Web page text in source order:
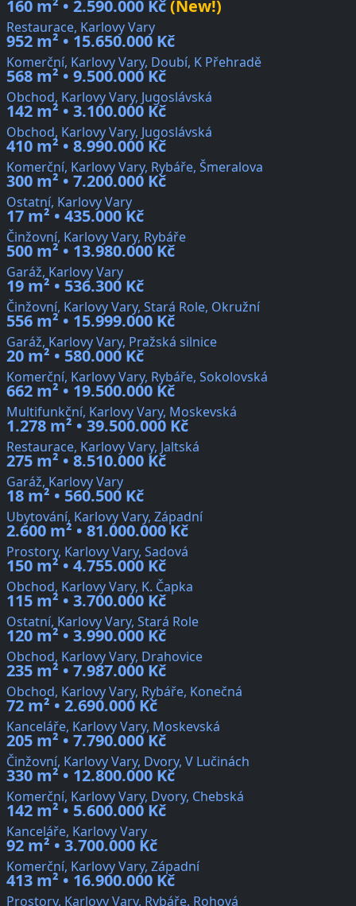
160 m² • 2.590.000 Kč(New!)
Restaurace, Karlovy Vary
952 m² • 15.650.000 Kč
Komerční, Karlovy Vary, Doubí, K Přehradě
568 m² • 9.500.000 Kč
Obchod, Karlovy Vary, Jugoslávská
142 m² • 3.100.000 Kč
Obchod, Karlovy Vary, Jugoslávská
410 m² • 8.990.000 Kč
Komerční, Karlovy Vary, Rybáře, Šmeralova
300 m² • 7.200.000 Kč
Ostatní, Karlovy Vary
17 m² • 435.000 Kč
Činžovní, Karlovy Vary, Rybáře
500 m² • 13.980.000 Kč
Garáž, Karlovy Vary
19 m² • 536.300 Kč
Činžovní, Karlovy Vary, Stará Role, Okružní
556 m² • 15.999.000 Kč
Garáž, Karlovy Vary, Pražská silnice
20 m² • 580.000 Kč
Komerční, Karlovy Vary, Rybáře, Sokolovská
662 m² • 19.500.000 Kč
Multifunkční, Karlovy Vary, Moskevská
1.278 m² • 39.500.000 Kč
Restaurace, Karlovy Vary, Jaltská
275 m² • 8.510.000 Kč
Garáž, Karlovy Vary
18 m² • 560.500 Kč
Ubytování, Karlovy Vary, Západní
2.600 m² • 81.000.000 Kč
Prostory, Karlovy Vary, Sadová
150 m² • 4.755.000 Kč
Obchod, Karlovy Vary, K. Čapka
115 m² • 3.700.000 Kč
Ostatní, Karlovy Vary, Stará Role
120 m² • 3.990.000 Kč
Obchod, Karlovy Vary, Drahovice
235 m² • 7.987.000 Kč
Obchod, Karlovy Vary, Rybáře, Konečná
72 m² • 2.690.000 Kč
Kanceláře, Karlovy Vary, Moskevská
205 m² • 7.790.000 Kč
Činžovní, Karlovy Vary, Dvory, V Lučinách
330 m² • 12.800.000 Kč
Komerční, Karlovy Vary, Dvory, Chebská
142 m² • 5.600.000 Kč
Kanceláře, Karlovy Vary
92 m² • 3.700.000 Kč
Komerční, Karlovy Vary, Západní
413 m² • 16.900.000 Kč
Prostory, Karlovy Vary, Rybáře, Rohová